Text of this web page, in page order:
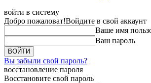
войти в систему
Добро пожаловат!Войдите в свой аккаунт
Ваше имя
Ваш пароль
Вы забыли свой пароль?
восстановление пароля
Восстановите свой пароль